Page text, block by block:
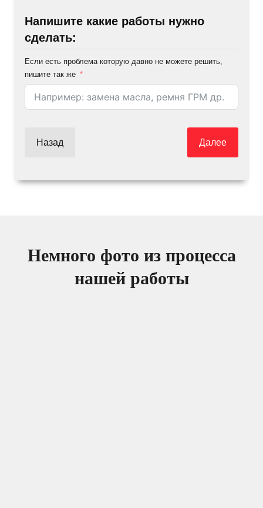
Напишите какие работы нужно
сделать:
Если есть проблема которую давно не можете решить,
пишите так же
Назад Далее
Немного фото из процесса
нашей работы